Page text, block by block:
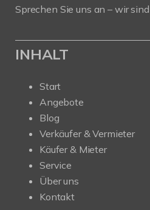
Sprechen Sie uns an – wir sind
INHALT
Start
Angebote
Blog
Verkäufer & Vermieter
Käufer & Mieter
Service
Über uns
Kontakt